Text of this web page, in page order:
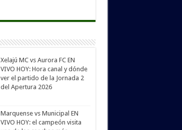
Xelajú MC vs Aurora FC EN
VIVO HOY: Hora canal y dónde
ver el partido de la Jornada 2
del Apertura 2026
Marquense vs Municipal EN
VIVO HOY: el campeón visita